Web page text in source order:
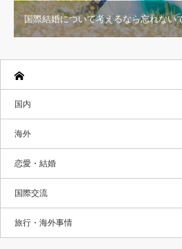
国際結婚について考えるなら忘れない
国内
海外
恋愛・結婚
国際交流
旅行・海外事情